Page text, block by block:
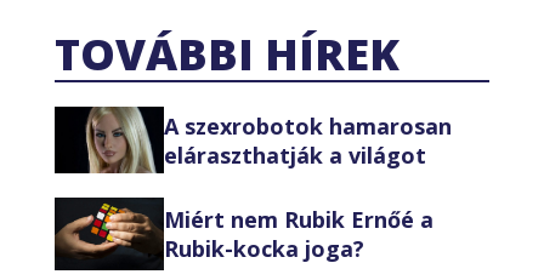
TOVÁBBI HÍREK
A szexrobotok hamarosan
eláraszthatják a világot
Miért nem Rubik Ernőé a
Rubik-kocka joga?